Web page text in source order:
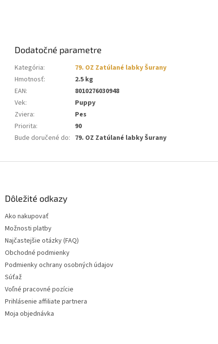
Dodatočné parametre
Kategória:
79. OZ Zatúlané labky Šurany
Hmotnosť:
2.5 kg
EAN:
8010276030948
Vek:
Puppy
Zviera:
Pes
Priorita:
90
Bude doručené do: 79. OZ Zatúlané labky Šurany
Dôležité odkazy
Ako nakupovať
Možnosti platby
Najčastejšie otázky (FAQ)
Obchodné podmienky
Podmienky ochrany osobných údajov
Súťaž
Voľné pracovné pozície
Prihlásenie affiliate partnera
Moja objednávka